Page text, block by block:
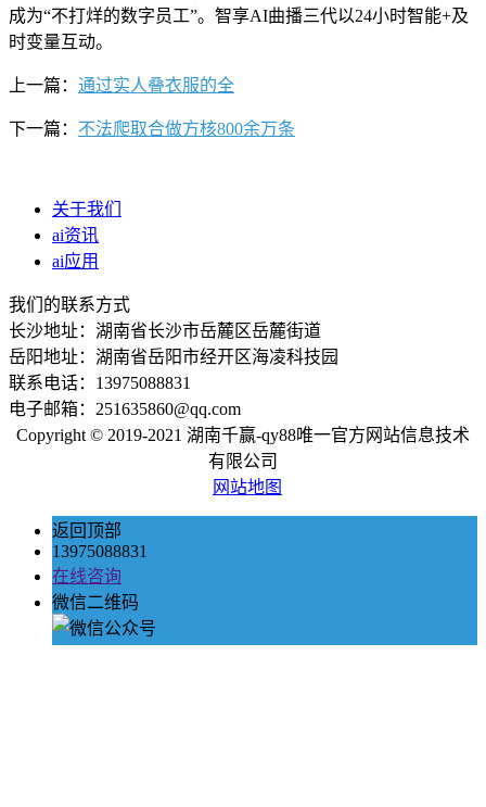
成为“不打烊的数字员工”。智享AI曲播三代以24小时智能+及
时变量互动。
上一篇： 通过实人叠衣服的全
下一篇： 不法爬取合做方核800余万条
关于我们
ai资讯
ai应用
我们的联系方式
长沙地址：湖南省长沙市岳麓区岳麓街道
岳阳地址：湖南省岳阳市经开区海凌科技园
联系电话：13975088831
电子邮箱：251635860@qq.com
Copyright © 2019-2021 湖南千赢-qy88唯一官方网站信息技术
有限公司
网站地图
返回顶部
13975088831
在线咨询
微信二维码